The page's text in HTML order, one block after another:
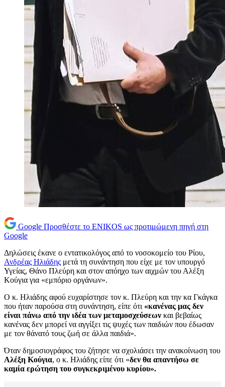
Google Προσθέστε το ENIKOS ως προτιμώμενη πηγή στη
Google
Δηλώσεις έκανε ο εντατικολόγος από το νοσοκομείο του Ρίου,
Ανδρέας Ηλιάδης μετά τη συνάντηση που είχε με τον υπουργό
Υγείας, Θάνο Πλεύρη και στον απόηχο των αιχμών του Αλέξη
Κούγια για «εμπόριο οργάνων».
Ο κ. Ηλιάδης αφού ευχαρίστησε τον κ. Πλεύρη και την κα Γκάγκα
που ήταν παρούσα στη συνάντηση, είπε ότι «κανένας μας δεν
είναι πάνω από την ιδέα των μεταμοσχεύσεων και βεβαίως
κανένας δεν μπορεί να αγγίξει τις ψυχές των παιδιών που έδωσαν
με τον θάνατό τους ζωή σε άλλα παιδιά».
Όταν δημοσιογράφος του ζήτησε να σχολιάσει την ανακοίνωση του
Αλέξη Κούγια, ο κ. Ηλιάδης είπε ότι «δεν θα απαντήσω σε
καμία ερώτηση του συγκεκριμένου κυρίου».